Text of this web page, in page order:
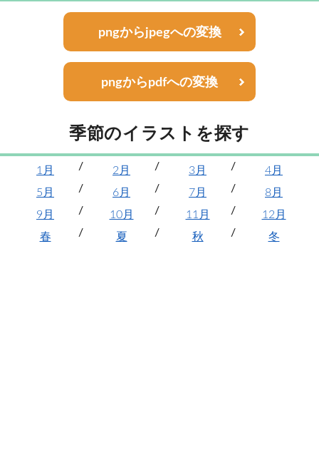
pngからjpegへの変換
pngからpdfへの変換
季節のイラストを探す
1月 2月 3月
4月
5月
6月 7月
8月
9月
10月 11月
12月
春
夏 秋 冬